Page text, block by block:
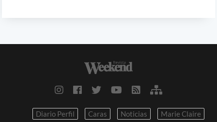
Diario Perfil Caras Noticias
Marie Claire